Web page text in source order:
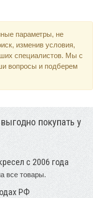
параметры, не
изменив условия,
специалистов. Мы с
вопросы и подберем
покупать у
с 2006 года
все товары.
РФ